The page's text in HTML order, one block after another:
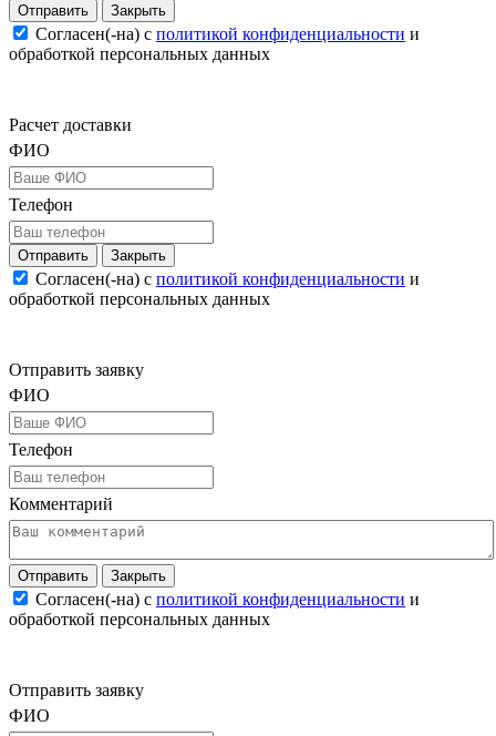
Закрыть
Согласен(-на) c политикой конфиденциальности и
обработкой персональных данных
Расчет доставки
ФИО
Телефон
Закрыть
Согласен(-на) c политикой конфиденциальности и
обработкой персональных данных
Отправить заявку
ФИО
Телефон
Комментарий
Закрыть
Согласен(-на) c политикой конфиденциальности и
обработкой персональных данных
Отправить заявку
ФИО